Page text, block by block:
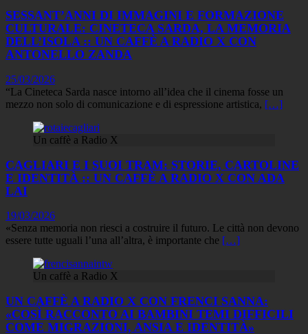
SESSANT’ANNI DI IMMAGINI E FORMAZIONE
CULTURALE: CINETECA SARDA, LA MEMORIA
DELL’ISOLA :: UN CAFFÈ A RADIO X CON
ANTONELLO ZANDA
25/03/2026
“La Cineteca Sarda nasce intorno all’idea che il cinema fosse un
mezzo non solo di comunicazione e di espressione artistica, […]
Un caffè a Radio X
CAGLIARI E I SUOI TRAM: STORIE, CARTOLINE
E IDENTITÀ :: UN CAFFÈ A RADIO X CON ADA
LAI
19/03/2026
«Senza memoria non riesci a costruire il futuro. Le città non devono
essere tutte uguali l’una all’altra, è importante che […]
Un caffè a Radio X
UN CAFFÈ A RADIO X CON FRENCI SANNA:
«COSÌ RACCONTO AI BAMBINI TEMI DIFFICILI
COME MIGRAZIONI, ANSIA E IDENTITÀ»